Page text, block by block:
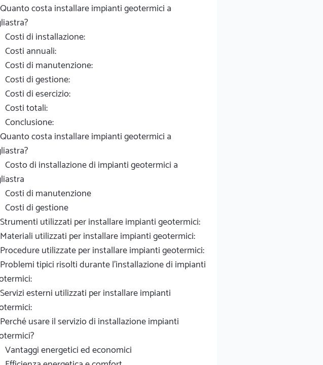
Quanto costa installare impianti geotermici a
Costi di installazione:
Costi annuali:
Costi di manutenzione:
Costi di gestione:
Costi di esercizio:
Costi totali:
Conclusione:
Quanto costa installare impianti geotermici a
Costo di installazione di impianti geotermici a
Costi di manutenzione
Costi di gestione
Strumenti utilizzati per installare impianti geotermici:
Materiali utilizzati per installare impianti geotermici:
Procedure utilizzate per installare impianti geotermici:
Problemi tipici risolti durante l'installazione di impianti
Servizi esterni utilizzati per installare impianti
Perché usare il servizio di installazione impianti
Vantaggi energetici ed economici